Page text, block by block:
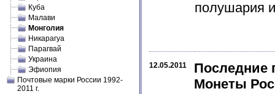
Куба
Малави
Монголия
Никарагуа
Парагвай
Украина
Эфиопия
Почтовые марки России 1992-
2011 г.
полушария
12.05.2011
Последние
Монеты